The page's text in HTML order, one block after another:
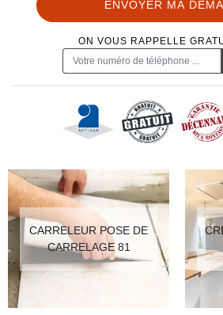
ON VOUS RAPPELLE
CARRELEUR POSE DE
CARRELAGE 81